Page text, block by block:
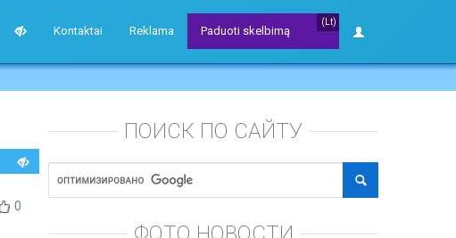
Kontaktai Reklama
(Lt)
Paduoti skelbimą
0
ПОИСК ПО САЙТУ